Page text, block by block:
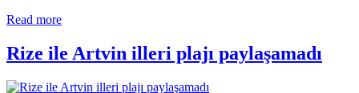
Read more
Rize ile Artvin illeri plajı paylaşamadı